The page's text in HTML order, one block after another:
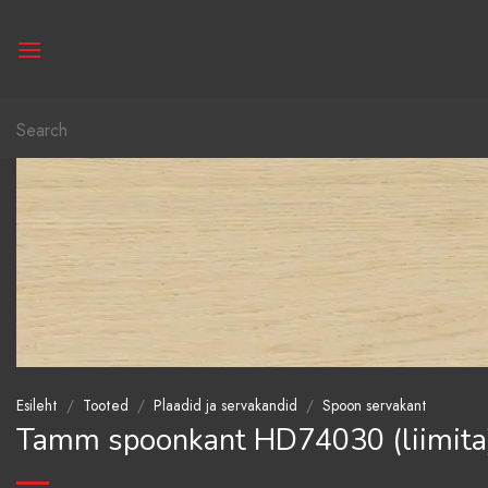
Otsi:
Esileht / Tooted / Plaadid ja servakandid / Spoon servakant
Tamm spoonkant HD74030